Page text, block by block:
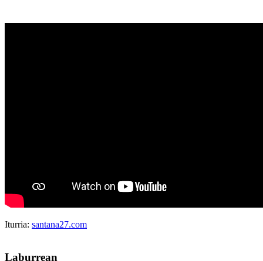
Iturria: santana27.com
Laburrean